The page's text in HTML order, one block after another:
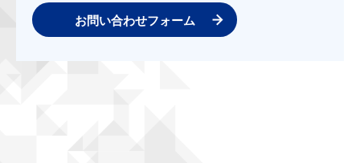
お問い合わせフォーム